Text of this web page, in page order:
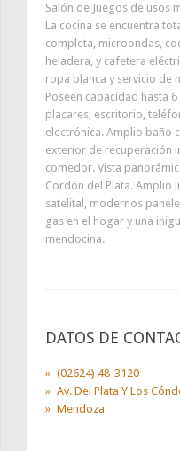
Salón de Juegos de usos
La cocina se encuentra
completa, microondas,
heladera, y cafetera
ropa blanca y servicio de
Poseen capacidad hasta
placares, escritorio,
electrónica. Amplio baño
exterior de recuperación
comedor. Vista
Cordón del Plata. Amplio
satelital, modernos
gas en el hogar y una
mendocina.
DATOS DE
(02624) 48-3120
Av. Del Plata Y Los
Mendoza